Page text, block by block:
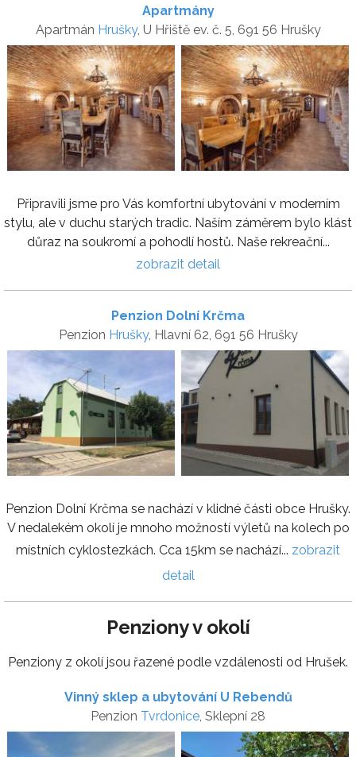
Apartmány
Apartmán Hrušky, U Hřiště ev. č. 5, 691 56 Hrušky
Připravili jsme pro Vás komfortní ubytování v moderním
stylu, ale v duchu starých tradic. Naším záměrem bylo klást
důraz na soukromí a pohodlí hostů. Naše rekreační...
zobrazit detail
Penzion Dolní Krčma
Penzion Hrušky, Hlavní 62, 691 56 Hrušky
Penzion Dolní Krčma se nachází v klidné části obce Hrušky.
V nedalekém okolí je mnoho možností výletů na kolech po
místních cyklostezkách. Cca 15km se nachází... zobrazit
detail
Penziony v okolí
Penziony z okolí jsou řazené podle vzdálenosti od Hrušek.
Vinný sklep a ubytování U Rebendů
Penzion Tvrdonice, Sklepní 28